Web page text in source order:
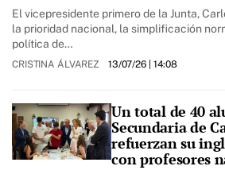
El vicepresidente primero de la Junta,
la prioridad nacional, la simplificación
política de…
CRISTINA ÁLVAREZ 13/07/26 | 14:08
Un total de 40
Secundaria de
refuerzan su
con profesores